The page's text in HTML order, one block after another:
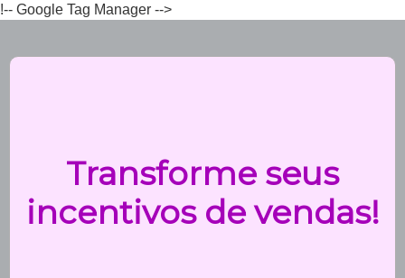
!-- Google Tag Manager -->
Transforme seus
incentivos de vendas!